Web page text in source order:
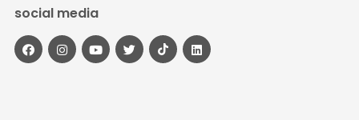
social media